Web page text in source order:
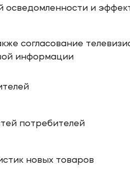
осведомленности и
согласование
информации
потребителей
новых товаров